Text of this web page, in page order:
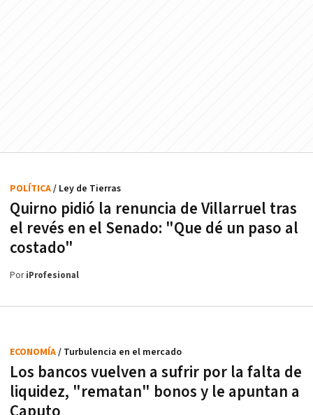
Quirno pidió la renuncia de Villarruel tras
el revés en el Senado: "Que dé un paso al
costado"
POLÍTICA/ Ley de Tierras
PoriProfesional
Los bancos vuelven a sufrir por la falta de
liquidez, "rematan" bonos y le apuntan a
ECONOMÍA/ Turbulencia en el mercado